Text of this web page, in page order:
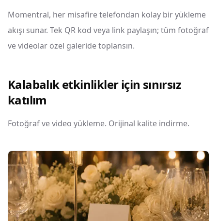
Momentral, her misafire telefondan kolay bir yükleme
akışı sunar. Tek QR kod veya link paylaşın; tüm fotoğraf
ve videolar özel galeride toplansın.
Kalabalık etkinlikler için sınırsız
katılım
Fotoğraf ve video yükleme. Orijinal kalite indirme.